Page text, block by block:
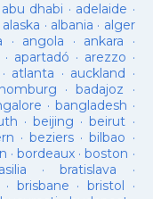
abu dhabi · adelaide ·
alaska · albania · alger
· angola · ankara ·
· apartadó · arezzo ·
atlanta · auckland ·
·badajoz ·
· bangladesh ·
·beijing ·beirut ·
·beziers ·bilbao ·
·bordeaux ·boston ·
·bratislava ·
· brisbane · bristol ·